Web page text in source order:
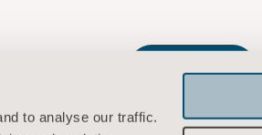
to analyse our traffic.